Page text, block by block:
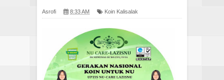
Asrofi 8:33 AM Koin Kalisalak